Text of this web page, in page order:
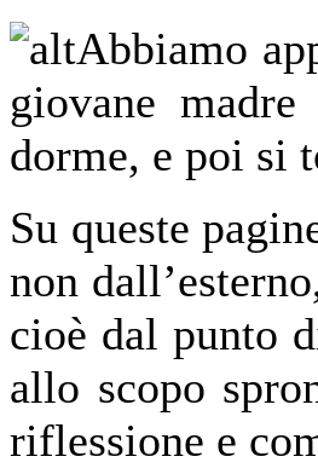
Abbiamo
giovane
dorme, e poi si
Su queste
non
cioè dal punto
allo scopo
riflessione e